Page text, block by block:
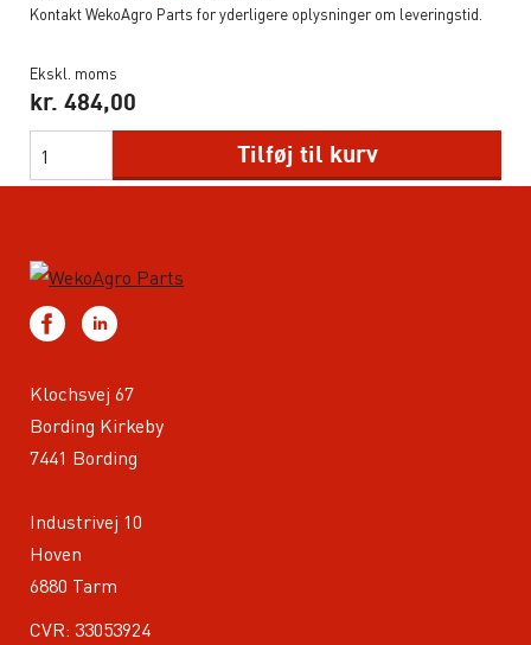
Kontakt WekoAgro Parts for yderligere oplysninger om leveringstid.
Ekskl. moms
kr. 484,00
Tilføj til kurv
Klochsvej 67
Bording Kirkeby
7441 Bording
Industrivej 10
Hoven
6880 Tarm
CVR: 33053924